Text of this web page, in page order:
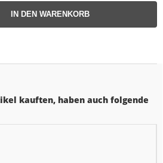
IN DEN WARENKORB
kauften, haben auch folgende